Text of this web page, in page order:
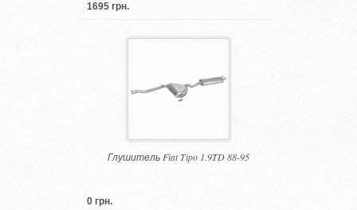
1695 грн.
Глушитель Fiat Tipo 1.9TD 88-95
0 грн.